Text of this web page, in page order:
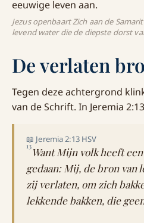
Jezus openbaart Zich aan de
levend water die de diepste dorst
De verlaten
Tegen deze achtergrond
van de Schrift. In Jeremia
📖 Jeremia 2:13 HSV
13 Want Mijn volk heeft
gedaan: Mij, de bron van
zij verlaten, om zich
lekkende bakken, die